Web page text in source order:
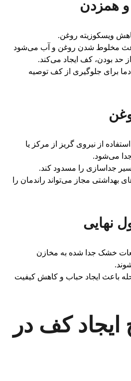
ویسکوزیته روغن.
مخلوط شدن روغن و آب می‌شود
حد بودن، کف ایجاد می‌کند.
برای جلوگیری از کف توصیه
از نیروی گریز از مرکز یا
جدا می‌شود.
جداسازی را مسدود کند.
بهداشتی مجاز می‌تواند راندمان را
خشک جدا شده به مخازن
باعث ایجاد حباب و کاهش کیفیت
ایجاد کف در